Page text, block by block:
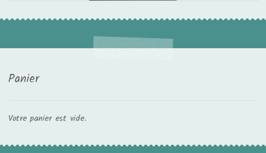
Panier
Votre panier est vide.